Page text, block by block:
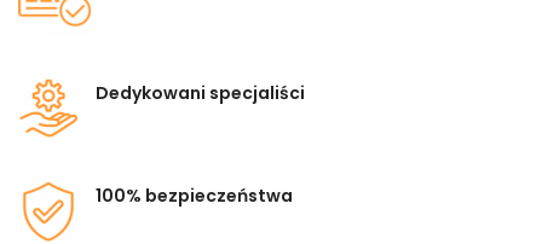
Dedykowani specjaliści
100% bezpieczeństwa